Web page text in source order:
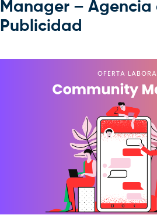
Manager – Agencia
Publicidad